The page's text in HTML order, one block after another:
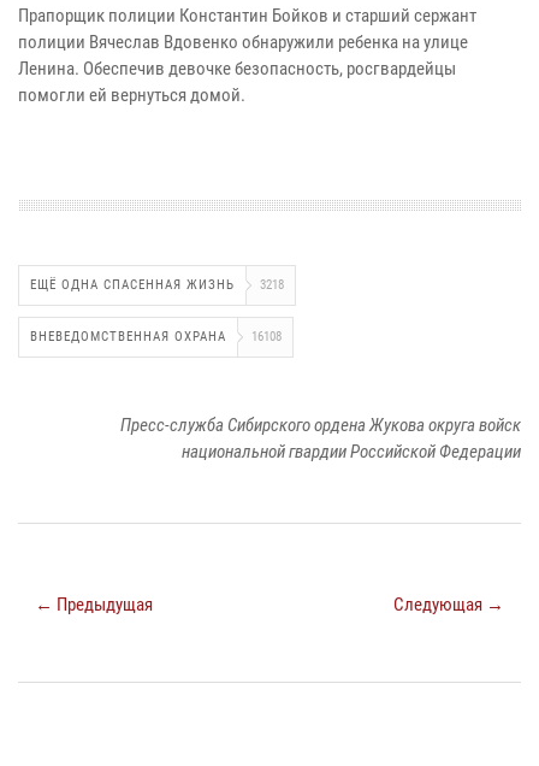
Прапорщик полиции Константин Бойков и старший сержант
полиции Вячеслав Вдовенко обнаружили ребенка на улице
Ленина. Обеспечив девочке безопасность, росгвардейцы
помогли ей вернуться домой.
ЕЩЁ ОДНА СПАСЕННАЯ ЖИЗНЬ 3218
ВНЕВЕДОМСТВЕННАЯ ОХРАНА 16108
Пресс-служба Сибирского ордена Жукова округа войск
национальной гвардии Российской Федерации
← Предыдущая Следующая →